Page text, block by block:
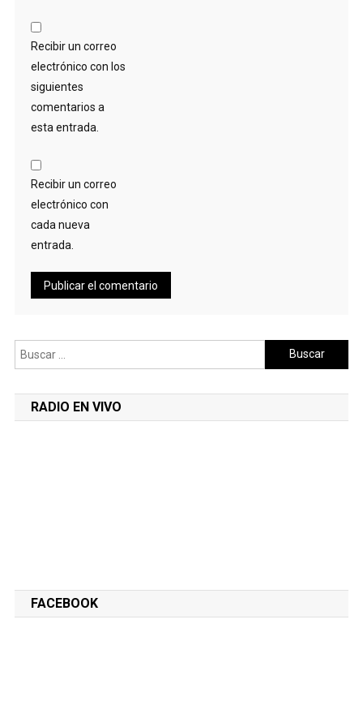
Recibir un correo
electrónico con los
siguientes
comentarios a
esta entrada.
Recibir un correo
electrónico con
cada nueva
entrada.
Buscar:
RADIO EN VIVO
FACEBOOK